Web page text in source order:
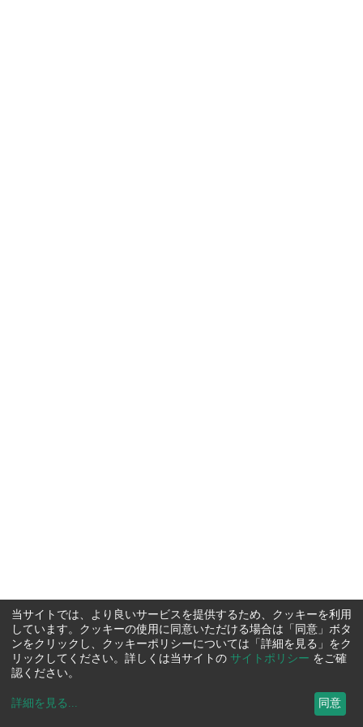
当サイトでは、より良いサービスを提供するため、クッキーを利用
しています。クッキーの使用に同意いただける場合は「同意」ボタ
ンをクリックし、クッキーポリシーについては「詳細を見る」をク
リックしてください。詳しくは当サイトの サイトポリシー をご確
認ください。
詳細を見る ... 同意